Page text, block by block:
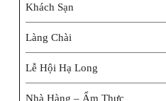
Khách Sạn
Làng Chài
Lễ Hội Hạ Long
Nhà Hàng – Ẩm Thực